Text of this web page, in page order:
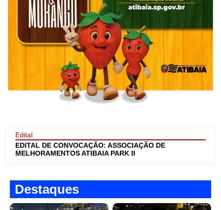
Edital
EDITAL DE CONVOCAÇÃO: ASSOCIAÇÃO DE
MELHORAMENTOS ATIBAIA PARK II
Destaques